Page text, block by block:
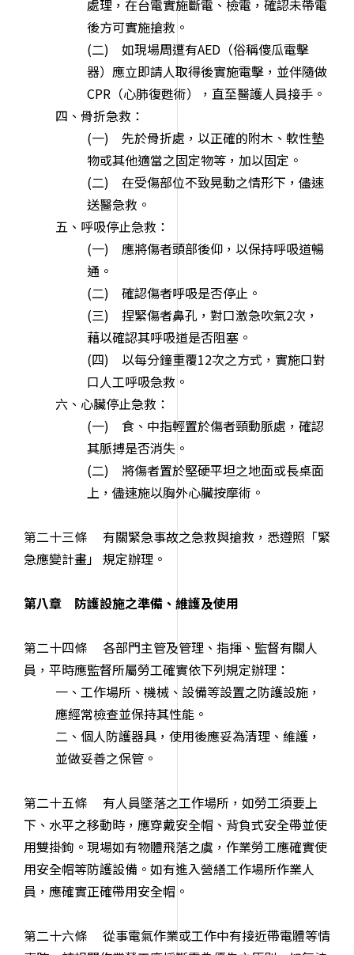
處理，在台電實施斷電、檢電，確認未帶電
後方可實施搶救。
(二) 如現場周遭有AED（俗稱傻瓜電擊
器）應立即請人取得後實施電擊，並伴隨做
CPR（心肺復甦術），直至醫護人員接手。
四、骨折急救：
(一) 先於骨折處，以正確的附木、軟性墊
物或其他適當之固定物等，加以固定。
(二) 在受傷部位不致晃動之情形下，儘速
送醫急救。
五、呼吸停止急救：
(一) 應將傷者頭部後仰，以保持呼吸道暢
通。
(二) 確認傷者呼吸是否停止。
(三) 捏緊傷者鼻孔，對口激急吹氣2次，
藉以確認其呼吸道是否阻塞。
(四) 以每分鐘重覆12次之方式，實施口對
口人工呼吸急救。
六、心臟停止急救：
(一) 食、中指輕置於傷者頸動脈處，確認
其脈搏是否消失。
(二) 將傷者置於堅硬平坦之地面或長桌面
上，儘速施以胸外心臟按摩術。
第二十三條 有關緊急事故之急救與搶救，悉遵照「緊
急應變計畫」 規定辦理。
第八章 防護設施之準備、維護及使用
第二十四條 各部門主管及管理、指揮、監督有關人
員，平時應監督所屬勞工確實依下列規定辦理：
一、工作場所、機械、設備等設置之防護設施，
應經常檢查並保持其性能。
二、個人防護器具，使用後應妥為清理、維護，
並做妥善之保管。
第二十五條 有人員墜落之工作場所，如勞工須要上
下、水平之移動時，應穿戴安全帽、背負式安全帶並使
用雙掛鉤。現場如有物體飛落之虞，作業勞工應確實使
用安全帽等防護設備。如有進入營繕工作場所作業人
員，應確實正確帶用安全帽。
第二十六條 從事電氣作業或工作中有接近帶電體等情